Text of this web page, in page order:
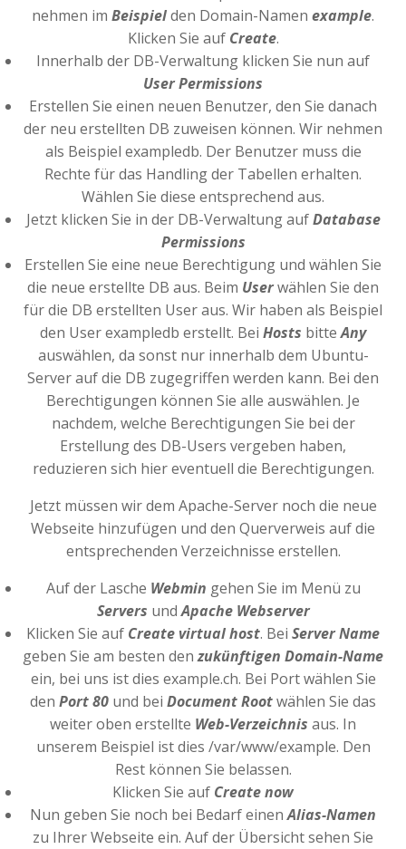
nehmen im Beispielden Domain-Namen example.
Klicken Sie auf Create.
Innerhalb der DB-Verwaltung klicken Sie nun auf
User Permissions
Erstellen Sie einen neuen Benutzer, den Sie danach
der neu erstellten DB zuweisen können. Wir nehmen
als Beispiel exampledb. Der Benutzer muss die
Rechte für das Handling der Tabellen erhalten.
Wählen Sie diese entsprechend aus.
Jetzt klicken Sie in der DB-Verwaltung aufDatabase
Permissions
Erstellen Sie eine neue Berechtigung und wählen Sie
die neue erstellte DB aus. Beim Userwählen Sie den
für die DB erstellten User aus. Wir haben als Beispiel
den User exampledb erstellt. Bei Hosts bitteAny
auswählen, da sonst nur innerhalb dem Ubuntu-
Server auf die DB zugegriffen werden kann. Bei den
Berechtigungen können Sie alle auswählen. Je
nachdem, welche Berechtigungen Sie bei der
Erstellung des DB-Users vergeben haben,
reduzieren sich hier eventuell die Berechtigungen.
Jetzt müssen wir dem Apache-Server noch die neue
Webseite hinzufügen und den Querverweis auf die
entsprechenden Verzeichnisse erstellen.
Auf der Lasche Webmin gehen Sie im Menü zu
Servers undApache Webserver
Klicken Sie auf Create virtual host. Bei Server Name
geben Sie am besten denzukünftigen Domain-Name
ein, bei uns ist dies example.ch. Bei Port wählen Sie
den Port 80 und bei Document Rootwählen Sie das
weiter oben erstellte Web-Verzeichnis aus. In
unserem Beispiel ist dies /var/www/example. Den
Rest können Sie belassen.
Klicken Sie auf Create now
Nun geben Sie noch bei Bedarf einenAlias-Namen
zu Ihrer Webseite ein. Auf der Übersicht sehen Sie